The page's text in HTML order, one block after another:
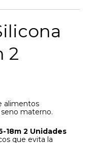
2
alimentos
materno.
18m 2 Unidades
que evita la